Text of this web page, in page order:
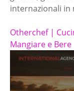
internazionali in
Otherchef |
Mangiare e Bere